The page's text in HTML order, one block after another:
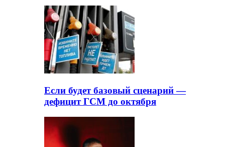
Если будет базовый сценарий —
дефицит ГСМ до октября